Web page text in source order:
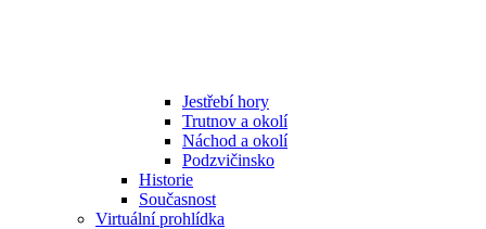
Jestřebí hory
Trutnov a okolí
Náchod a okolí
Podzvičinsko
Historie
Současnost
Virtuální prohlídka